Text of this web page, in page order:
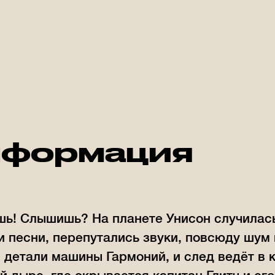
Слышишь? На планете Унисон
песни, перепутались звуки, повсюду шум
детали машины Гармоний, и след ведёт в